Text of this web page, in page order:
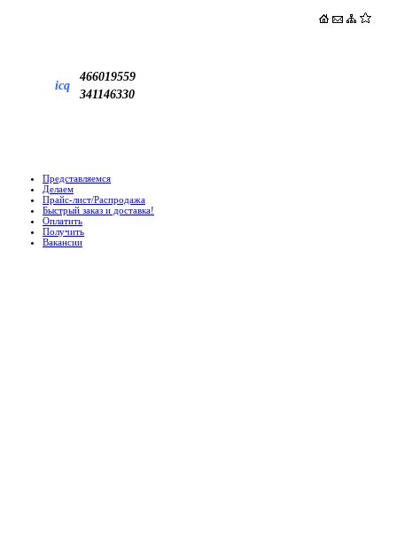
icq
466019559
341146330
Представляемся
Делаем
Прайс-лист/Распродажа
Быстрый заказ и доставка!
Оплатить
Получить
Вакансии